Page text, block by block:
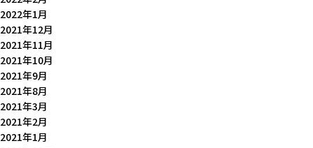
2022年1月
2021年12月
2021年11月
2021年10月
2021年9月
2021年8月
2021年3月
2021年2月
2021年1月